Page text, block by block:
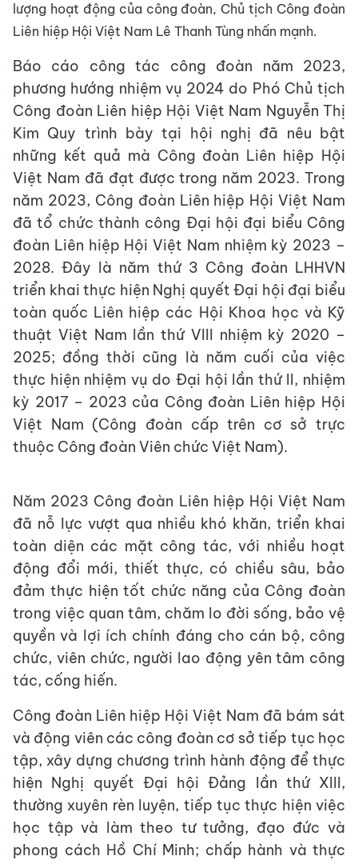
lượng hoạt động của công đoàn, Chủ tịch Công đoàn
Liên hiệp Hội Việt Nam Lê Thanh Tùng nhấn mạnh.
Báo cáo công tác công đoàn năm 2023,
phương hướng nhiệm vụ 2024 do Phó Chủ tịch
Công đoàn Liên hiệp Hội Việt Nam Nguyễn Thị
Kim Quy trình bày tại hội nghị đã nêu bật
những kết quả mà Công đoàn Liên hiệp Hội
Việt Nam đã đạt được trong năm 2023. Trong
năm 2023, Công đoàn Liên hiệp Hội Việt Nam
đã tổ chức thành công Đại hội đại biểu Công
đoàn Liên hiệp Hội Việt Nam nhiệm kỳ 2023 –
2028. Đây là năm thứ 3 Công đoàn LHHVN
triển khai thực hiện Nghị quyết Đại hội đại biểu
toàn quốc Liên hiệp các Hội Khoa học và Kỹ
thuật Việt Nam lần thứ VIII nhiệm kỳ 2020 –
2025; đồng thời cũng là năm cuối của việc
thực hiện nhiệm vụ do Đại hội lần thứ II, nhiệm
kỳ 2017 – 2023 của Công đoàn Liên hiệp Hội
Việt Nam (Công đoàn cấp trên cơ sở trực
thuộc Công đoàn Viên chức Việt Nam).
Năm 2023 Công đoàn Liên hiệp Hội Việt Nam
đã nỗ lực vượt qua nhiều khó khăn, triển khai
toàn diện các mặt công tác, với nhiều hoạt
động đổi mới, thiết thực, có chiều sâu, bảo
đảm thực hiện tốt chức năng của Công đoàn
trong việc quan tâm, chăm lo đời sống, bảo vệ
quyền và lợi ích chính đáng cho cán bộ, công
chức, viên chức, người lao động yên tâm công
tác, cống hiến.
Công đoàn Liên hiệp Hội Việt Nam đã bám sát
và động viên các công đoàn cơ sở tiếp tục học
tập, xây dựng chương trình hành động để thực
hiện Nghị quyết Đại hội Đảng lần thứ XIII,
thường xuyên rèn luyện, tiếp tục thực hiện việc
học tập và làm theo tư tưởng, đạo đức và
phong cách Hồ Chí Minh; chấp hành và thực